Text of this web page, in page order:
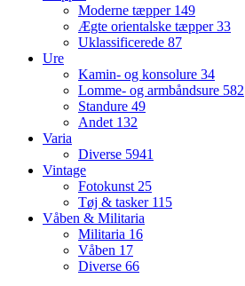
Moderne tæpper 149
Ægte orientalske tæpper33
Uklassificerede 87
Ure
Kamin- og konsolure 34
Lomme- og armbåndsure 582
Standure 49
Andet 132
Varia
Diverse 5941
Vintage
Fotokunst25
Tøj & tasker 115
Våben & Militaria
Militaria 16
Våben 17
Diverse 66